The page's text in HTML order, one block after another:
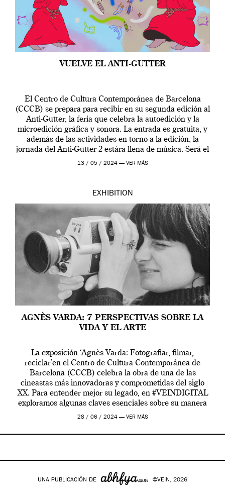
VUELVE EL ANTI-GUTTER
El Centro de Cultura Contemporánea de Barcelona
(CCCB) se prepara para recibir en su segunda edición al
Anti-Gutter, la feria que celebra la autoedición y la
microedición gráfica y sonora. La entrada es gratuita, y
además de las actividades en torno a la edición, la
jornada del Anti-Gutter 2 estára llena de música. Será el
[…]
13 / 05 / 2024 — VER MÁS
EXHIBITION
AGNÈS VARDA: 7 PERSPECTIVAS SOBRE LA
VIDA Y EL ARTE
La exposición ‘Agnès Varda: Fotografiar, filmar,
reciclar’en el Centro de Cultura Contemporánea de
Barcelona (CCCB) celebra la obra de una de las
cineastas más innovadoras y comprometidas del siglo
XX. Para entender mejor su legado, en #VEINDIGITAL
exploramos algunas claves esenciales sobre su manera
de entender la vida, el cine y el arte contemporáneo.
28 / 06 / 2024 — VER MÁS
UNA PUBLICACIÓN DE ©VEIN, 2026